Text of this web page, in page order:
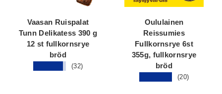
Vaasan Ruispalat
Tunn Delikatess 390 g
12 st fullkornsrye
bröd
(32)
Oululainen
Reissumies
Fullkornsrye 6st
355g, fullkornsrye
bröd
(20)